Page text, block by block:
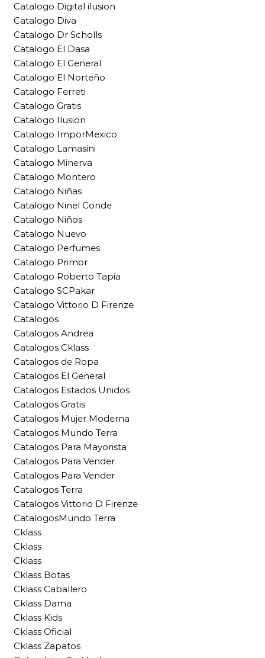
Catalogo Digital ilusion
Catalogo Diva
Catalogo Dr Scholls
Catalogo El Dasa
Catalogo El General
Catalogo El Norteño
Catalogo Ferreti
Catalogo Gratis
Catalogo Ilusion
Catalogo ImporMexico
Catalogo Lamasini
Catalogo Minerva
Catalogo Montero
Catalogo Niñas
Catalogo Ninel Conde
Catalogo Niños
Catalogo Nuevo
Catalogo Perfumes
Catalogo Primor
Catalogo Roberto Tapia
Catalogo SCPakar
Catalogo Vittorio D Firenze
Catalogos
Catalogos Andrea
Catalogos Cklass
Catalogos de Ropa
Catalogos El General
Catalogos Estados Unidos
Catalogos Gratis
Catalogos Mujer Moderna
Catalogos Mundo Terra
Catalogos Para Mayorista
Catalogos Para Vender
Catalogos Para Vender
Catalogos Terra
Catalogos Vittorio D Firenze
CatalogosMundo Terra
Cklass
Cklass
Cklass
Cklass Botas
Cklass Caballero
Cklass Dama
Cklass Kids
Cklass Oficial
Cklass Zapatos